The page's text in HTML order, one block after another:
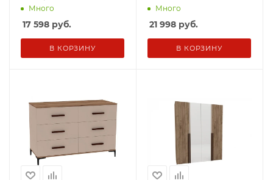
Много
17 598 руб.
В КОРЗИНУ
1600*2000 Дуб Табачный
Craft/Велюр
Много
21 998 руб.
В КОРЗИНУ